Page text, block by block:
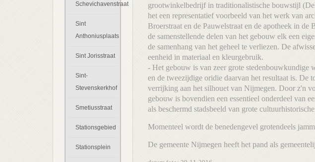
Schevichavenstraat
Sint
Anthoniusplaats
Sint Jorisstraat
Sint-
Stevenskerkhof
Smetiusstraat
Stationsgebied
Stationsplein
grootwinkelbedrijf in traditionalistische bouwstijl
het een representatief voorbeeld van het werk van
Broerstraat en de Pauwelstraat en de apotheek in
de samenstellende delen van het gebouw elk een
de samenhang van het geheel te verliezen. De
eenheid in materiaal en kleurgebruik.
- Het gebouw is van zeer grote stedenbouwkundige
en de tweezijdige oridie daarvan het resultaat is. De
verrijking aan het silhouet van Nijmegen. Door z'n
gebouw is bovendien een essentieel onderdeel van
als beschermd stadsbeeld van grote
Momenteel wordt de benedengevel grotendeels
De gemeente Nijmegen heeft het pand als